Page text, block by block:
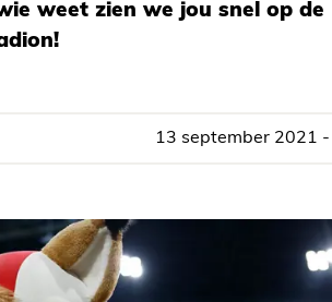
weet zien we jou snel op de
13 september 2021